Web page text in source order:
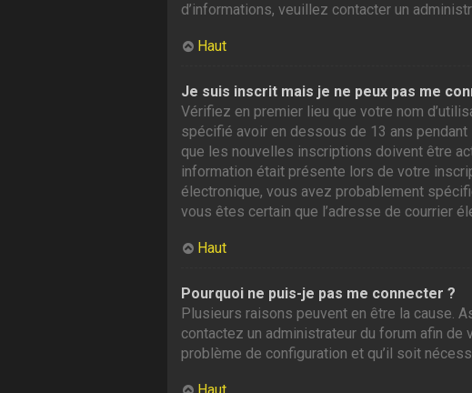
d’informations, veuillez contacter un
Haut
Je suis inscrit mais je ne peux pas me
Vérifiez en premier lieu que votre nom
spécifié avoir en dessous de 13 ans
que les nouvelles inscriptions doivent être
information était présente lors de votre
électronique, vous avez probablement
vous êtes certain que l’adresse de courrier
Haut
Pourquoi ne puis-je pas me connecter ?
Plusieurs raisons peuvent en être la cause.
contactez un administrateur du forum afin
problème de configuration et qu’il soit